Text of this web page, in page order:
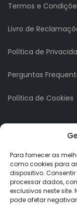
Para fornecer as
como cookies para
dispositivo.
processar dados,
exclusivos neste site.
pode afetar
Termos e
Livro de
Política de
Perguntas
Política de Cookies
A minha conta
A Minha Conta
Histórico de Pedidos
Lista de Desejos